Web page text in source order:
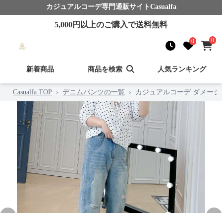
カジュアルコーデ専門通販サイト Casualfa
5,000円以上のご購入で送料無料
0 0
新着商品 商品を検索 人気ランキング
Casualfa TOP › デニムパンツの一覧 › カジュアルコーデ ダメー